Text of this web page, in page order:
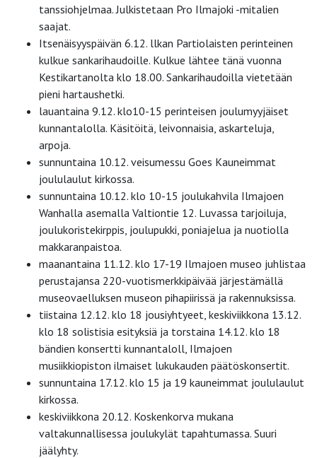
tanssiohjelmaa. Julkistetaan Pro Ilmajoki -mitalien
saajat.
Itsenäisyyspäivän 6.12. llkan Partiolaisten perinteinen
kulkue sankarihaudoille. Kulkue lähtee tänä vuonna
Kestikartanolta klo 18.00. Sankarihaudoilla vietetään
pieni hartaushetki.
lauantaina 9.12. klo10-15 perinteisen joulumyyjäiset
kunnantalolla. Käsitöitä, leivonnaisia, askarteluja,
arpoja.
sunnuntaina 10.12. veisumessu Goes Kauneimmat
joululaulut kirkossa.
sunnuntaina 10.12. klo 10-15 joulukahvila Ilmajoen
Wanhalla asemalla Valtiontie 12. Luvassa tarjoiluja,
joulukoristekirppis, joulupukki, poniajelua ja nuotiolla
makkaranpaistoa.
maanantaina 11.12. klo 17-19 Ilmajoen museo juhlistaa
perustajansa 220-vuotismerkkipäivää järjestämällä
museovaelluksen museon pihapiirissä ja rakennuksissa.
tiistaina 12.12. klo 18 jousiyhtyeet, keskiviikkona 13.12.
klo 18 solistisia esityksiä ja torstaina 14.12. klo 18
bändien konsertti kunnantaloll, Ilmajoen
musiikkiopiston ilmaiset lukukauden päätöskonsertit.
sunnuntaina 17.12. klo 15 ja 19 kauneimmat joululaulut
kirkossa.
keskiviikkona 20.12. Koskenkorva mukana
valtakunnallisessa joulukylät tapahtumassa. Suuri
jäälyhty.